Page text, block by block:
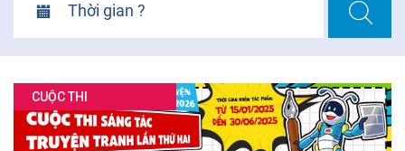
GIỎ HÀNG ĐĂNG NHẬP
VI
VI
Thời gian ?
CUỘC THI